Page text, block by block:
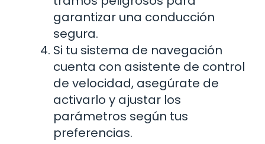
garantizar una conducción
segura.
Si tu sistema de navegación
cuenta con asistente de control
de velocidad, asegúrate de
activarlo y ajustar los
parámetros según tus
preferencias.